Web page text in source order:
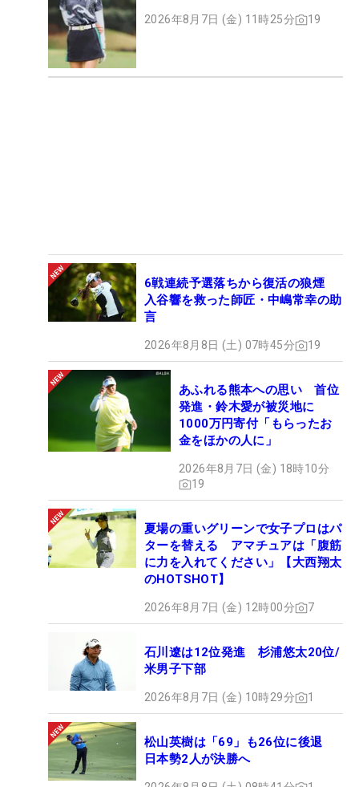
2026年8月7日 (金) 11時25分 19
6戦連続予選落ちから復活の狼煙
入谷響を救った師匠・中嶋常幸の助
言
2026年8月8日 (土) 07時45分 19
あふれる熊本への思い 首位
発進・鈴木愛が被災地に
1000万円寄付「もらったお
金をほかの人に」
2026年8月7日 (金) 18時10分
19
夏場の重いグリーンで女子プロはパ
ターを替える アマチュアは「腹筋
に力を入れてください」【大西翔太
のHOTSHOT】
2026年8月7日 (金) 12時00分 7
石川遼は12位発進 杉浦悠太20位/
米男子下部
2026年8月7日 (金) 10時29分 1
松山英樹は「69」も26位に後退
日本勢2人が決勝へ